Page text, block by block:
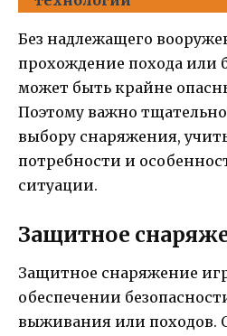
Без надлежащего
прохождение похода или
может быть крайне
Поэтому важно
выбору снаряжения,
потребности и
ситуации.
Защитное
Защитное снаряжение
обеспечении
выживания или походов.